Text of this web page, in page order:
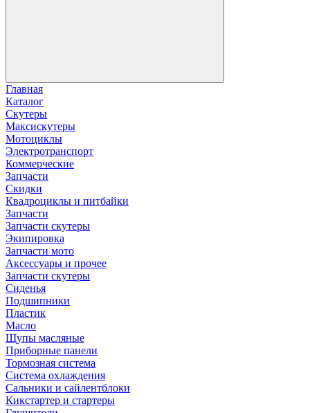
Главная
Каталог
Скутеры
Максискутеры
Мотоциклы
Электротранспорт
Коммерческие
Запчасти
Скидки
Квадроциклы и питбайки
Запчасти
Запчасти скутеры
Экипировка
Запчасти мото
Аксессуары и прочее
Запчасти скутеры
Сиденья
Подшипники
Пластик
Масло
Щупы масляные
Приборные панели
Тормозная система
Система охлаждения
Сальники и сайлентблоки
Кикстартер и стартеры